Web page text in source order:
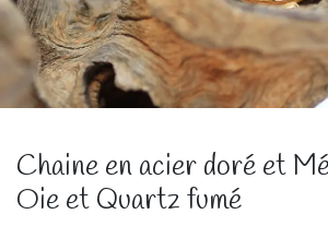
Chaine en acier doré et
Oie et Quartz fumé